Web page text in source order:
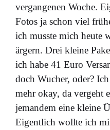
vergangenen Woche.
Fotos ja schon viel
ich musste mich heute
ärgern. Drei kleine
ich habe 41 Euro
doch Wucher, oder?
mehr okay, da vergeht
jemandem eine kleine
Eigentlich wollte ich